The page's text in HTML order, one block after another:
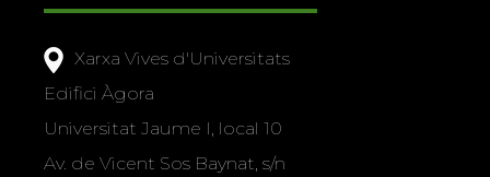
Xarxa Vives d'Universitats
Edifici Àgora
Universitat Jaume I, local 10
Av. de Vicent Sos Baynat, s/n